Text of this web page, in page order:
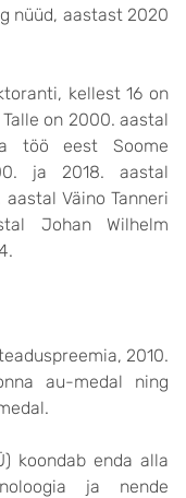
nüüd, aastast 2020
kellest 16 on
on 2000. aastal
töö eest Soome
ja 2018. aastal
Väino Tanneri
Johan Wilhelm
2010.
au-medal ning
koondab enda alla
ja nende